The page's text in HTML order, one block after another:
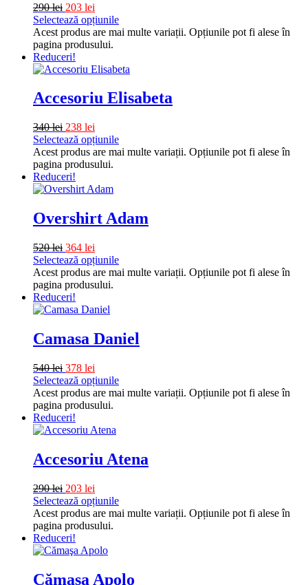
290lei 203 lei
Selectează opțiunile
Acest produs are mai multe variații. Opțiunile pot fi alese în
pagina produsului.
Reduceri!
Accesoriu Elisabeta
340lei 238 lei
Selectează opțiunile
Acest produs are mai multe variații. Opțiunile pot fi alese în
pagina produsului.
Reduceri!
Overshirt Adam
520lei 364 lei
Selectează opțiunile
Acest produs are mai multe variații. Opțiunile pot fi alese în
pagina produsului.
Reduceri!
Camasa Daniel
540lei 378 lei
Selectează opțiunile
Acest produs are mai multe variații. Opțiunile pot fi alese în
pagina produsului.
Reduceri!
Accesoriu Atena
290lei 203 lei
Selectează opțiunile
Acest produs are mai multe variații. Opțiunile pot fi alese în
pagina produsului.
Reduceri!
Cămaşa Apolo